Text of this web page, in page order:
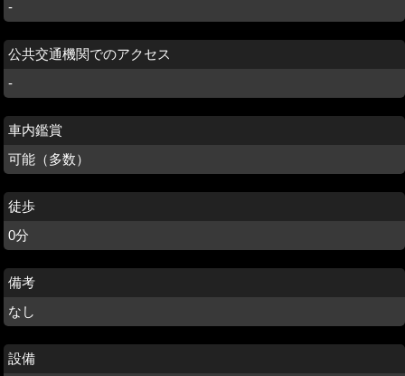
-
公共交通機関でのアクセス
-
車内鑑賞
可能（多数）
徒歩
0分
備考
なし
設備